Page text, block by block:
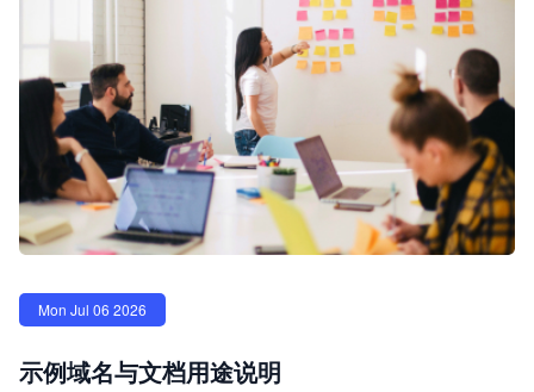
Mon Jul 06 2026
示例域名与文档用途说明